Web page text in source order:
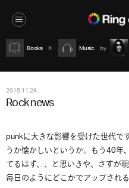
Books Music
2015.11.26
Rock news
punkに大きな影響を受けた世代で
うか懐かしいというか。もう40年
てるはず、、と思いきや、さすが
毎日のようにどこかでアップされ